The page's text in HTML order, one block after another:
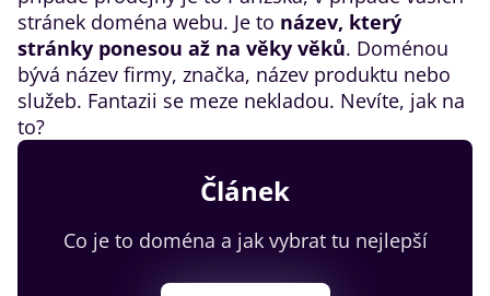
stránek doména webu. Je to název, který
stránky ponesou až na věky věků. Doménou
bývá název firmy, značka, název produktu nebo
služeb. Fantazii se meze nekladou. Nevíte, jak na
to?
Článek
Co je to doména a jak vybrat tu nejlepší